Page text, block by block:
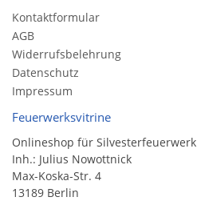
Kontaktformular
AGB
Widerrufsbelehrung
Datenschutz
Impressum
Feuerwerksvitrine
Onlineshop für Silvesterfeuerwerk
Inh.: Julius Nowottnick
Max-Koska-Str. 4
13189 Berlin